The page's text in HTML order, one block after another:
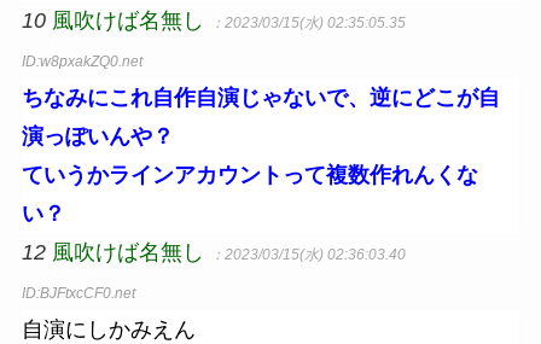
10 風吹けば名無し ：2023/03/15(水) 02:35:05.35
ID:w8pxakZQ0.net
ちなみにこれ自作自演じゃないで、逆にどこが自
演っぽいんや？
ていうかラインアカウントって複数作れんくな
い？
12 風吹けば名無し ：2023/03/15(水) 02:36:03.40
ID:BJFtxcCF0.net
自演にしかみえん